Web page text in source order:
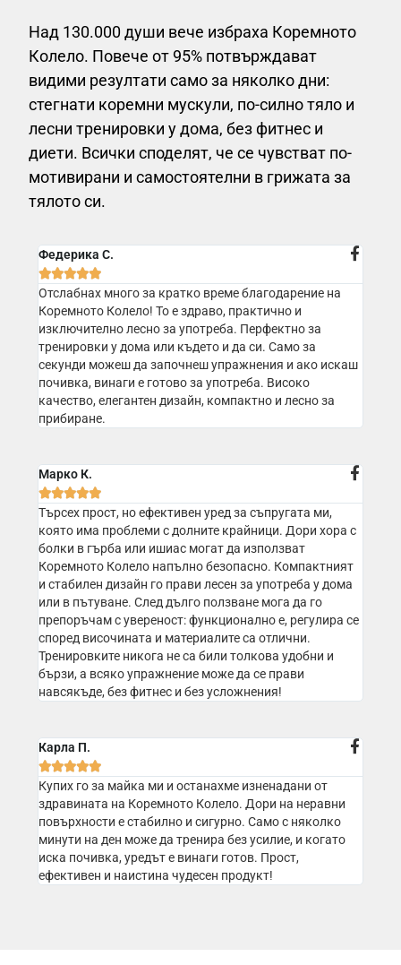
Над 130.000 души вече избраха Коремното
Колело. Повече от 95% потвърждават
видими резултати само за няколко дни:
стегнати коремни мускули, по-силно тяло и
лесни тренировки у дома, без фитнес и
диети. Всички споделят, че се чувстват по-
мотивирани и самостоятелни в грижата за
тялото си.
Федерика С.

Отслабнах много за кратко време благодарение на
Коремното Колело! То е здраво, практично и
изключително лесно за употреба. Перфектно за
тренировки у дома или където и да си. Само за
секунди можеш да започнеш упражнения и ако искаш
почивка, винаги е готово за употреба. Високо
качество, елегантен дизайн, компактно и лесно за
прибиране.
Марко К.

Търсех прост, но ефективен уред за съпругата ми,
която има проблеми с долните крайници. Дори хора с
болки в гърба или ишиас могат да използват
Коремното Колело напълно безопасно. Компактният
и стабилен дизайн го прави лесен за употреба у дома
или в пътуване. След дълго ползване мога да го
препоръчам с увереност: функционално е, регулира се
според височината и материалите са отлични.
Тренировките никога не са били толкова удобни и
бързи, а всяко упражнение може да се прави
навсякъде, без фитнес и без усложнения!
Карла П.

Купих го за майка ми и останахме изненадани от
здравината на Коремното Колело. Дори на неравни
повърхности е стабилно и сигурно. Само с няколко
минути на ден може да тренира без усилие, и когато
иска почивка, уредът е винаги готов. Прост,
ефективен и наистина чудесен продукт!